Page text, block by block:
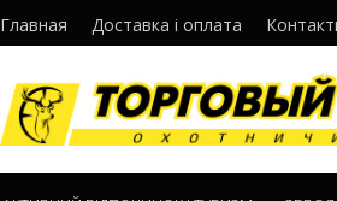
Главная Доставка і оплата